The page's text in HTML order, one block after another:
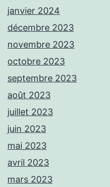
janvier 2024
décembre 2023
novembre 2023
octobre 2023
septembre 2023
août 2023
juillet 2023
juin 2023
mai 2023
avril 2023
mars 2023